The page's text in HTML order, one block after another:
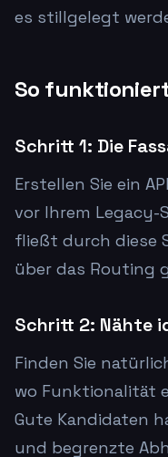
es stillgelegt
So
Schritt 1: Die
Erstellen Sie ein
vor Ihrem Legacy-
fließt durch diese
über das Routing
Schritt 2: Nähte
Finden Sie
wo Funktionalität
Gute Kandidaten
und begrenzte